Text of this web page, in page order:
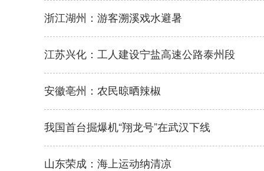
浙江湖州：游客溯溪戏水避暑
江苏兴化：工人建设宁盐高速公路泰州段
安徽亳州：农民晾晒辣椒
我国首台掘爆机“翔龙号”在武汉下线
山东荣成：海上运动纳清凉